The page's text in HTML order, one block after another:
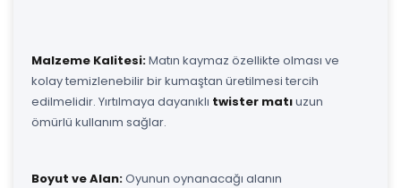
Malzeme Kalitesi:Matın kaymaz özellikte olması ve
kolay temizlenebilir bir kumaştan üretilmesi tercih
edilmelidir. Yırtılmaya dayanıklı twister matıuzun
ömürlü kullanım sağlar.
Boyut ve Alan:Oyunun oynanacağı alanın